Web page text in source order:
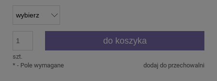
szt.
do koszyka
dodaj do przechowalni
* - Pole wymagane